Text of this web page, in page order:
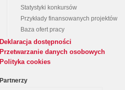
Statystyki konkursów
Przykłady finansowanych projektów
Baza ofert pracy
Deklaracja dostępności
Przetwarzanie danych osobowych
Polityka cookies
Partnerzy